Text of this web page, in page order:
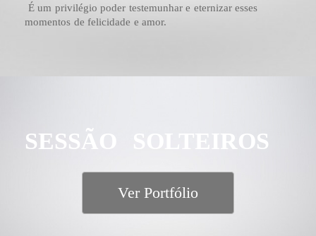
É um privilégio poder testemunhar e eternizar esses
momentos de felicidade e amor.
SESSÃO SOLTEIROS
Ver Portfólio